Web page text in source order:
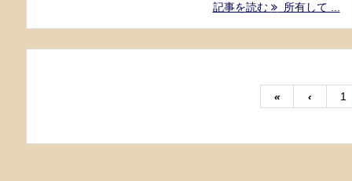
記事を読む 所有して ...
« ‹ 1